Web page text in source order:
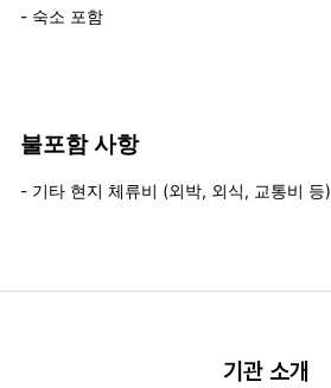
- 숙소 포함
불포함 사항
- 기타 현지 체류비 (외박, 외식, 교통비 등)
기관 소개